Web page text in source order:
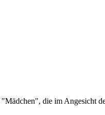
die im Angesicht